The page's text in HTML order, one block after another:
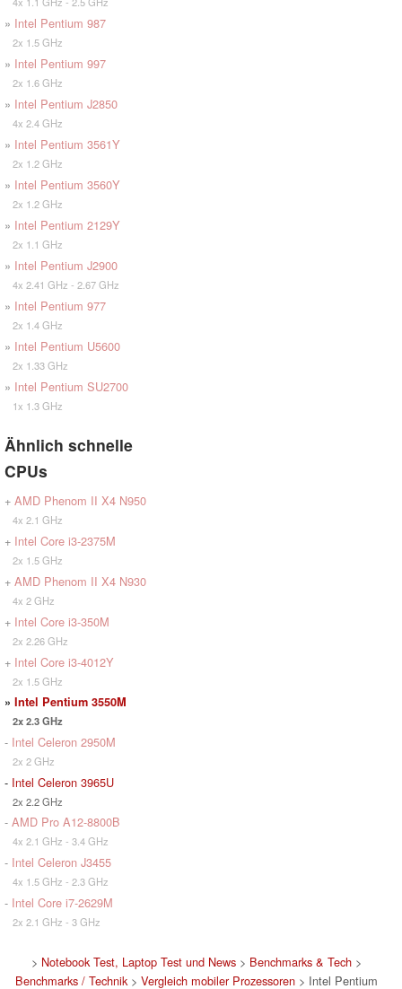
» Intel Pentium 987
2x 1.5 GHz
» Intel Pentium 997
2x 1.6 GHz
» Intel Pentium J2850
4x 2.4 GHz
» Intel Pentium 3561Y
2x 1.2 GHz
» Intel Pentium 3560Y
2x 1.2 GHz
» Intel Pentium 2129Y
2x 1.1 GHz
» Intel Pentium J2900
4x 2.41 GHz - 2.67 GHz
» Intel Pentium 977
2x 1.4 GHz
» Intel Pentium U5600
2x 1.33 GHz
» Intel Pentium SU2700
1x 1.3 GHz
Ähnlich schnelle
CPUs
+ AMD Phenom II X4 N950
4x 2.1 GHz
+ Intel Core i3-2375M
2x 1.5 GHz
+ AMD Phenom II X4 N930
4x 2 GHz
+ Intel Core i3-350M
2x 2.26 GHz
+ Intel Core i3-4012Y
2x 1.5 GHz
» Intel Pentium 3550M
2x 2.3 GHz
- Intel Celeron 2950M
2x 2 GHz
- Intel Celeron 3965U
2x 2.2 GHz
- AMD Pro A12-8800B
4x 2.1 GHz - 3.4 GHz
- Intel Celeron J3455
4x 1.5 GHz - 2.3 GHz
- Intel Core i7-2629M
2x 2.1 GHz - 3 GHz
> Notebook Test, Laptop Test und News > Benchmarks & Tech >
Benchmarks / Technik> Vergleich mobiler Prozessoren > Intel Pentium